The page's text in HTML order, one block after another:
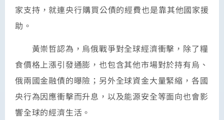
家支持，就連央行購買公債的經費也是靠其他國家援
助。
黃崇哲認為，烏俄戰爭對全球經濟衝擊，除了糧
食價格上漲引發通膨，也包含其他市場對於持有烏、
俄兩國金融債的曝險；另外全球資金大量緊縮，各國
央行為因應衝擊而升息，以及能源安全等面向也會影
響全球的經濟生活。